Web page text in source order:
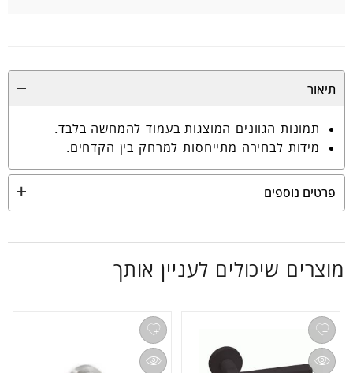
תיאור
תמונות הגוונים המוצגות בעמוד להמחשה בלבד.
מידות לבחירה מתייחסות למרחק בין הקדחים.
פרטים נוספים
מוצרים שיכולים לעניין אותך